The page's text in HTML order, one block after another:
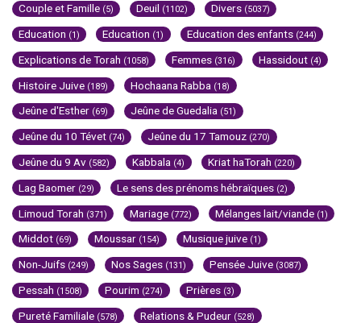
Couple et Famille (5) Deuil (1102) Divers (5037)
Education (1) Education (1) Education des enfants (244)
Explications de Torah (1058) Femmes (316) Hassidout (4)
Histoire Juive (189) Hochaana Rabba (18)
Jeûne d'Esther (69) Jeûne de Guedalia (51)
Jeûne du 10 Tévet (74) Jeûne du 17 Tamouz (270)
Jeûne du 9 Av (582) Kabbala (4) Kriat haTorah (220)
Lag Baomer (29) Le sens des prénoms hébraïques (2)
Limoud Torah (371) Mariage (772) Mélanges lait/viande (1)
Middot (69) Moussar (154) Musique juive (1)
Non-Juifs (249) Nos Sages (131) Pensée Juive (3087)
Pessah (1508) Pourim (274) Prières (3)
Pureté Familiale (578) Relations & Pudeur (528)